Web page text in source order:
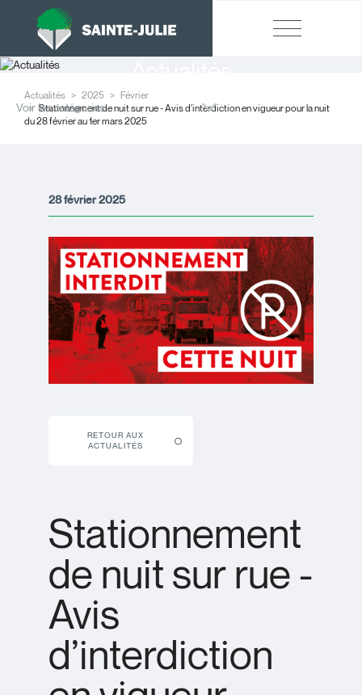
Actualités 2025
Février
Stationnement de nuit sur rue - Avis d’interdiction en vigueur pour la nuit
du 28 février au 1er mars 2025
Voir les catégories
28 février 2025
RETOUR AUX
ACTUALITÉS
Stationnement
de nuit sur rue -
Avis
d’interdiction